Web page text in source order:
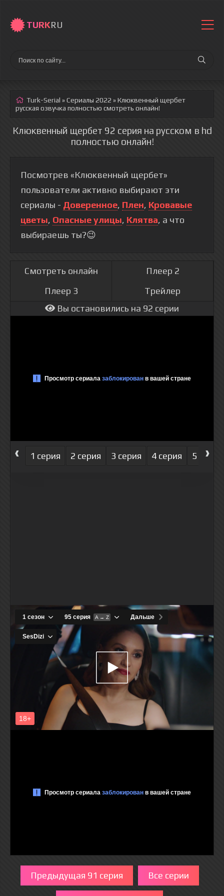
TURKRU
Turk-Serial »Сериалы 2022 » Клюквенный щербет
русская озвучка полностью смотреть онлайн!
Клюквенный щербет 92 серия на русском в hd
полностью онлайн!
Посмотрев «Клюквенный щербет»
пользователи активно выбирают эти
сериалы - Доверенное, Плен, Кровавые
цветы, Опасные улицы, Клятва, а что
выбираешь ты?😉
Смотреть онлайн
Плеер 2
Плеер 3
Трейлер
Вы остановились на 92 серии
‹ 1 серия 2 серия 3 серия 4 серия 5 серия
›
Предыдущая 91 серия Все серии